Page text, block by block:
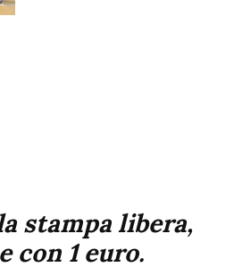
stampa libera,
con 1 euro.